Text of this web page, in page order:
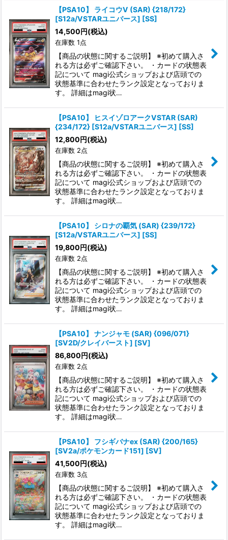
【PSA10】 ライコウV (SAR) {218/172}
[S12a/VSTARユニバース] [SS]
14,500円(税込)
在庫数 1点
【商品の状態に関するご説明】 ※初めて購入さ
れる方は必ずご確認下さい。 ・カードの状態表
記について magi公式ショップおよび店頭での
状態基準に合わせたランク設定となっておりま
す。 詳細はmagi状…
【PSA10】 ヒスイゾロアークVSTAR (SAR)
{234/172} [S12a/VSTARユニバース] [SS]
12,800円(税込)
在庫数 2点
【商品の状態に関するご説明】 ※初めて購入さ
れる方は必ずご確認下さい。 ・カードの状態表
記について magi公式ショップおよび店頭での
状態基準に合わせたランク設定となっておりま
す。 詳細はmagi状…
【PSA10】 シロナの覇気 (SAR) {239/172}
[S12a/VSTARユニバース] [SS]
19,800円(税込)
在庫数 2点
【商品の状態に関するご説明】 ※初めて購入さ
れる方は必ずご確認下さい。 ・カードの状態表
記について magi公式ショップおよび店頭での
状態基準に合わせたランク設定となっておりま
す。 詳細はmagi状…
【PSA10】 ナンジャモ (SAR) {096/071}
[SV2D/クレイバースト] [SV]
86,800円(税込)
在庫数 2点
【商品の状態に関するご説明】 ※初めて購入さ
れる方は必ずご確認下さい。 ・カードの状態表
記について magi公式ショップおよび店頭での
状態基準に合わせたランク設定となっておりま
す。 詳細はmagi状…
【PSA10】 フシギバナex (SAR) {200/165}
[SV2a/ポケモンカード151] [SV]
41,500円(税込)
在庫数 3点
【商品の状態に関するご説明】 ※初めて購入さ
れる方は必ずご確認下さい。 ・カードの状態表
記について magi公式ショップおよび店頭での
状態基準に合わせたランク設定となっておりま
す。 詳細はmagi状…